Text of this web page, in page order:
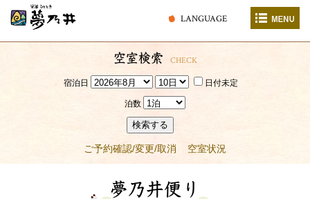
LANGUAGE
空室検索 CHECK
宿泊日 日付未定
泊数
検索する
ご予約確認/変更/取消 空室状況
夢乃井便り